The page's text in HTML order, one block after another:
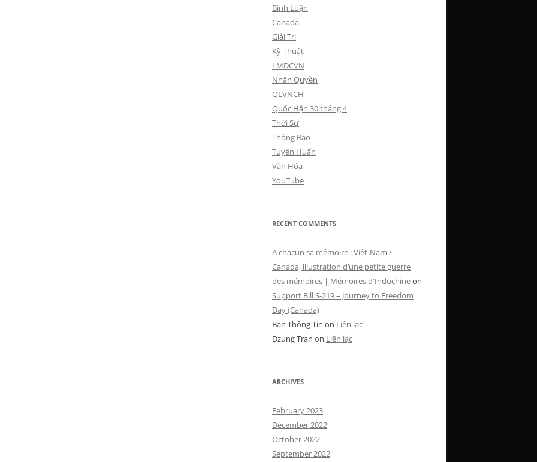
Bình Luận
Canada
Giải Trí
Kỹ Thuật
LMDCVN
Nhân Quyền
QLVNCH
Quốc Hận 30 tháng 4
Thời Sự
Thông Báo
Tuyên Huấn
Văn Hóa
YouTube
RECENT COMMENTS
A chacun sa mémoire : Viêt-Nam /
Canada, illustration d’une petite guerre
des mémoires | Mémoires d'Indochineon
Support Bill S-219 – Journey to Freedom
Day (Canada)
Ban Thông Tin on Liên lạc
Dzung Tran on Liên lạc
ARCHIVES
February 2023
December 2022
October 2022
September 2022